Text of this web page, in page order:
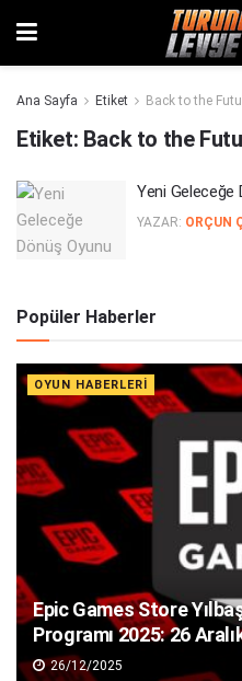
Ana Sayfa Etiket Back to the
Etiket: Back to the
Yeni Geleceğe
YAZAR: ORÇUN
Popüler Haberler
OYUN HABERLERI
Epic Games Store
Programı 2025: 26
26/12/2025